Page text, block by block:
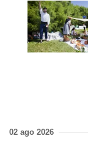
02 ago 2026